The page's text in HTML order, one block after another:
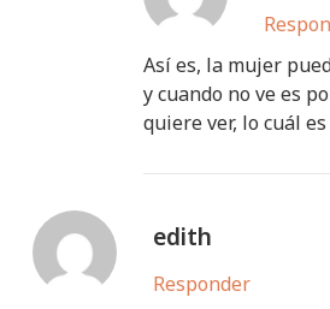
Así es, la mujer
y cuando no ve es
quiere ver, lo cuál
edith
Responder